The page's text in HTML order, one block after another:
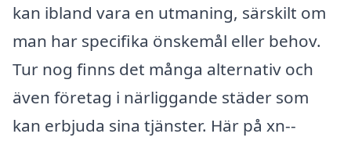
kan ibland vara en utmaning, särskilt om
man har specifika önskemål eller behov.
Tur nog finns det många alternativ och
även företag i närliggande städer som
kan erbjuda sina tjänster. Här på xn--